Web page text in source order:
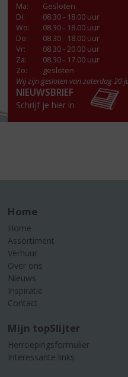
Ma:
Gesloten
Di:
08.30 - 18.00 uur
Wo:
08.30 - 18.00 uur
Do:
08.30 - 18.00 uur
Vr:
08.30 - 20.00 uur
Za:
08.30 - 17.00 uur
Zo:
gesloten
Wij zijn gesloten van zaterdag 20
NIEUWSBRIEF
Schrijf je hier in
Home
Home
Assortiment
Verhuur
Over ons
Nieuws
Inspiratie
Contact
Mijn topSlijter
Herroepingsformulier
Interessante links